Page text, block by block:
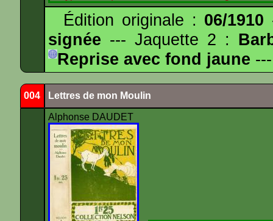
Édition originale : 06/1910
signée --- Jaquette 2 :
Reprise avec fond jaune ---
004 Lettres de mon Moulin
Alphonse DAUDET